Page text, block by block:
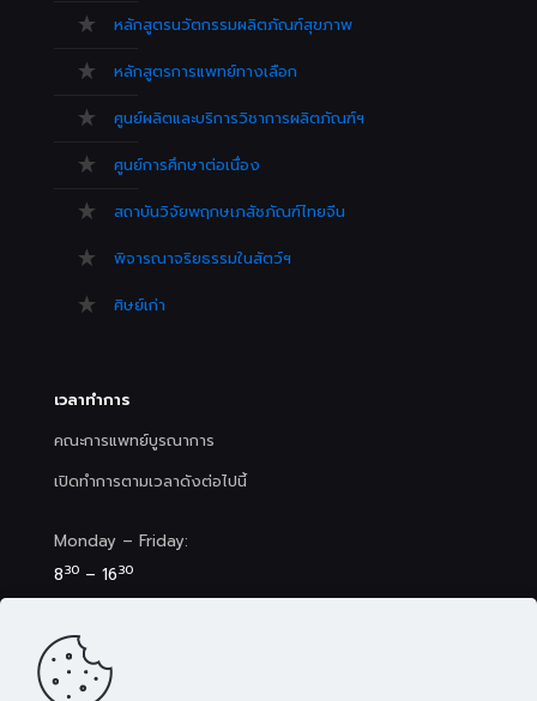
หลักสูตรนวัตกรรมผลิตภัณฑ์สุขภาพ
หลักสูตรการแพทย์ทางเลือก
ศูนย์ผลิตและบริการวิชาการผลิตภัณฑ์ฯ
ศูนย์การศึกษาต่อเนื่อง
สถาบันวิจัยพฤกษเภสัชภัณฑ์ไทยจีน
พิจารณาจริยธรรมในสัตว์ฯ
ศิษย์เก่า
เวลาทำการ
คณะการแพทย์บูรณาการ
เปิดทำการตามเวลาดังต่อไปนี้
Monday – Friday:
830 – 1630
8 30– 17